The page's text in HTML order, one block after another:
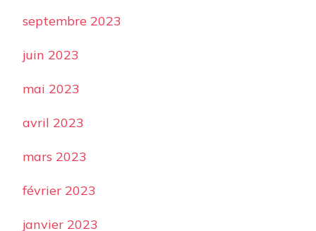
septembre 2023
juin 2023
mai 2023
avril 2023
mars 2023
février 2023
janvier 2023